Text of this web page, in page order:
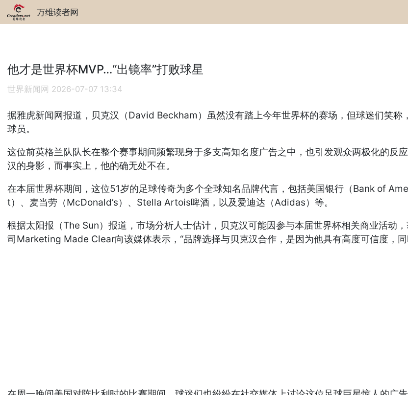
万维读者网
他才是世界杯MVP…“出镜率”打败球星
世界新闻网 2026-07-07 13:34
据雅虎新闻网报道，贝克汉（David Beckham）虽然没有踏上今年世界杯的赛场，但球迷们笑
球员。
这位前英格兰队队长在整个赛事期间频繁现身于多支高知名度广告之中，也引发观众两极化的反
汉的身影，而事实上，他的确无处不在。
在本届世界杯期间，这位51岁的足球传奇为多个全球知名品牌代言，包括美国银行（Bank of
t）、麦当劳（McDonald’s）、Stella Artois啤酒，以及爱迪达（Adidas）等。
根据太阳报（The Sun）报道，市场分析人士估计，贝克汉可能因参与本届世界杯相关商业活动
司Marketing Made Clear向该媒体表示，“品牌选择与贝克汉合作，是因为他具有高度可信度，